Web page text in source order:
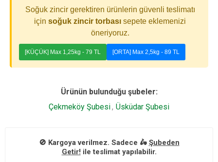
Soğuk zincir gerektiren ürünlerin güvenli teslimatı
için soğuk zincir torbası sepete eklemenizi
öneriyoruz.
[KÜÇÜK] Max 1,25kg - 79 TL [ORTA] Max 2,5kg - 89 TL
Ürünün bulunduğu şubeler:
Çekmeköy Şubesi, Üsküdar Şubesi
🚫 Kargoya verilmez. Sadece 🛵 Şubeden
Getir! ile teslimat yapılabilir.